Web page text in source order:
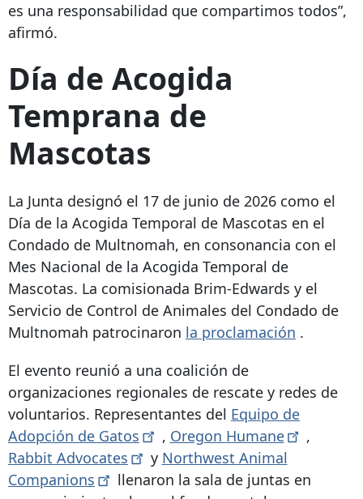
es una responsabilidad que compartimos todos”,
afirmó.
Día de Acogida
Temprana de
Mascotas
La Junta designó el 17 de junio de 2026 como el
Día de la Acogida Temporal de Mascotas en el
Condado de Multnomah, en consonancia con el
Mes Nacional de la Acogida Temporal de
Mascotas. La comisionada Brim-Edwards y el
Servicio de Control de Animales del Condado de
Multnomah patrocinaron la proclamación .
El evento reunió a una coalición de
organizaciones regionales de rescate y redes de
voluntarios. Representantes del Equipo de
Adopción de Gatos , Oregon Humane
,
Rabbit Advocates y Northwest Animal
Companions
llenaron la sala de juntas en